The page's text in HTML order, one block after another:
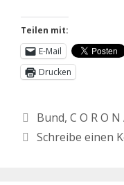
Teilen mit:
E-Mail
Drucken
Bund, C O R O N
Schreibe einen